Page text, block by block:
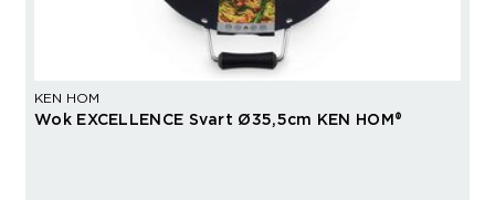
KEN HOM
Wok EXCELLENCE Svart Ø35,5cm KEN HOM®